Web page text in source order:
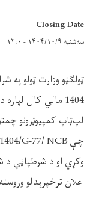
Closing Date
سه‌شنبه ۱۴۰۴/۱۰/۹ - ۱۲:۰
ټولګټو وزارت ټولو په
1404 مالي کال لپاره
لپ‌ټاپ کمپیوټرونو
چېG-77/ NCB
وکړي او د شرطپاڼې د
اعلان ترخپرېدلو